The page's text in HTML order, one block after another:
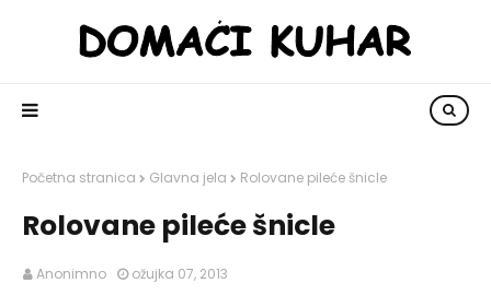
Početna stranica Glavna jela Rolovane pileće šnicle
Rolovane pileće šnicle
Anonimno ožujka 07, 2013